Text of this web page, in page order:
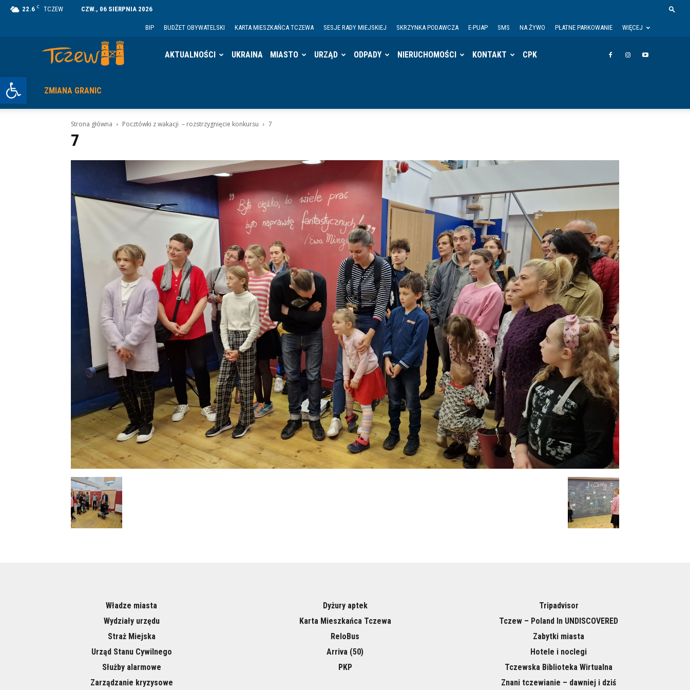
Otwórz pasek narzędzi
22.6 C TCZEW CZW., 06 SIERPNIA 2026
BIP BUDŻET OBYWATELSKI KARTA MIESZKAŃCA TCZEWA SESJE RADY MIEJSKIEJ SKRZYNKA PODAWCZA E-PUAP SMS NA ŻYWO PŁATNE PARKOWANIE WIĘCEJ
AKTUALNOŚCI UKRAINA MIASTO URZĄD ODPADY NIERUCHOMOŚCI KONTAKT CPK
ZMIANA GRANIC
Strona główna Pocztówki z wakacji – rozstrzygnięcie konkursu 7
7
Władze miasta
Wydziały urzędu
Straż Miejska
Urząd Stanu Cywilnego
Służby alarmowe
Zarządzanie kryzysowe
Dyżury aptek
Karta Mieszkańca Tczewa
ReloBus
Arriva (50)
PKP
Tripadvisor
Tczew – Poland In UNDISCOVERED
Zabytki miasta
Hotele i noclegi
Tczewska Biblioteka Wirtualna
Znani tczewianie – dawniej i dziś